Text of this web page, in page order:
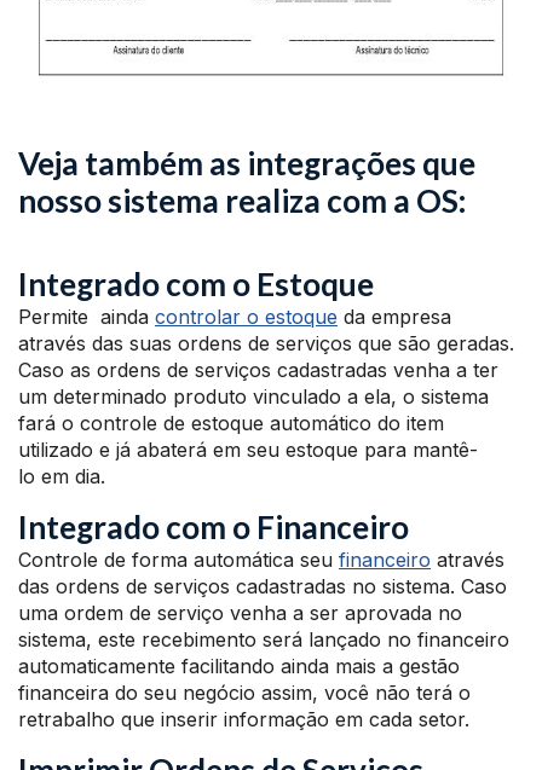
Veja também as integrações que
nosso sistema realiza com a OS:
Integrado com o Estoque
Permite ainda controlar o estoque da empresa
através das suas ordens de serviços que são geradas.
Caso as ordens de serviços cadastradas venha a ter
um determinado produto vinculado a ela, o sistema
fará o controle de estoque automático do item
utilizado e já abaterá em seu estoque para mantê-
lo em dia.
Integrado com o Financeiro
Controle de forma automática seu financeiro através
das ordens de serviços cadastradas no sistema. Caso
uma ordem de serviço venha a ser aprovada no
sistema, este recebimento será lançado no financeiro
automaticamente facilitando ainda mais a gestão
financeira do seu negócio assim, você não terá o
retrabalho que inserir informação em cada setor.